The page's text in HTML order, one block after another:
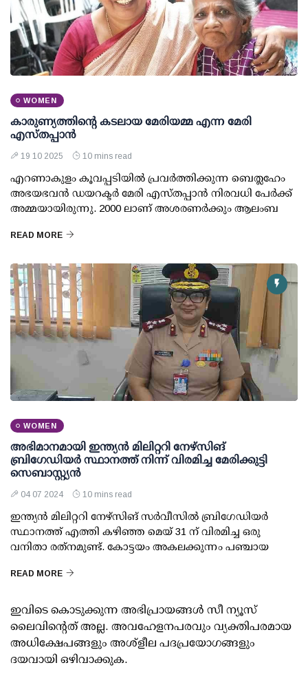
WOMEN
കാരുണ്യത്തിന്റെ കടലായ മേരിയമ്മ എന്ന മേരി
എസ്തപ്പാന്‍
19 10 2025 10 mins read
എറണാകുളം കൂവപ്പടിയില്‍ പ്രവര്‍ത്തിക്കുന്ന ബെത്ലഹേം
അഭയഭവന്‍ ഡയറക്ടര്‍ മേരി എസ്തപ്പാന്‍ നിരവധി പേര്‍ക്ക്
അമ്മയായിരുന്നു. 2000 ലാണ് അശരണര്‍ക്കും ആലംബ
READ MORE
WOMEN
അഭിമാനമായി ഇന്ത്യന്‍ മിലിറ്ററി നേഴ്‌സിങ്
ബ്രിഗേഡിയര്‍ സ്ഥാനത്ത് നിന്ന് വിരമിച്ച മേരിക്കുട്ടി
സെബാസ്റ്റ്യന്‍
04 07 2024 10 mins read
ഇന്ത്യന്‍ മിലിറ്ററി നേഴ്‌സിങ് സര്‍വീസില്‍ ബ്രിഗേഡിയര്‍
സ്ഥാനത്ത് എത്തി കഴിഞ്ഞ മെയ് 31 ന് വിരമിച്ച ഒരു
വനിതാ രത്‌നമുണ്ട്. കോട്ടയം അകലക്കുന്നം പഞ്ചായ
READ MORE
ഇവിടെ കൊടുക്കുന്ന അഭിപ്രായങ്ങള്‍ സീ ന്യൂസ്
ലൈവിന്റെത് അല്ല. അവഹേളനപരവും വ്യക്തിപരമായ
അധിക്ഷേപങ്ങളും അശ്‌ളീല പദപ്രയോഗങ്ങളും
ദയവായി ഒഴിവാക്കുക.